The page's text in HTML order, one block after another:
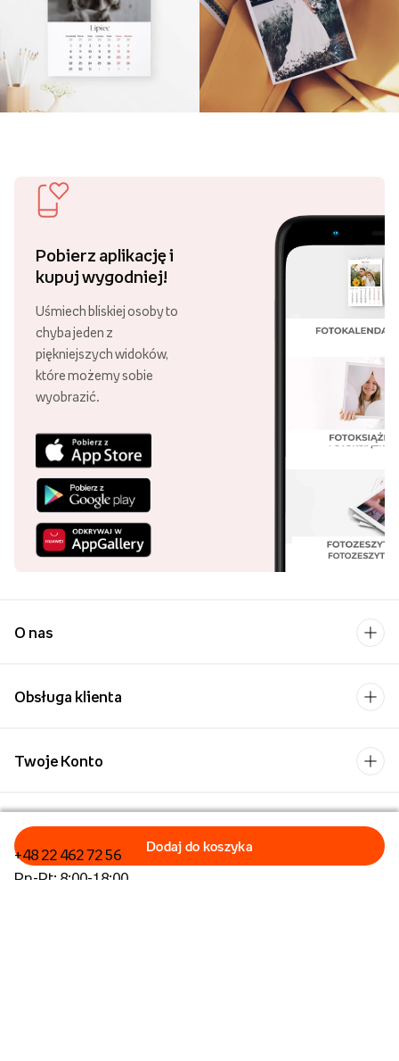
Pobierz aplikację i
kupuj wygodniej!
Uśmiech bliskiej osoby to
chyba jeden z
piękniejszych widoków,
które możemy sobie
wyobrazić.
O nas
Obsługa klienta
Kontakt
+48 22 462 72 56
Pn-Pt: 8:00-18:00
Twoje Konto